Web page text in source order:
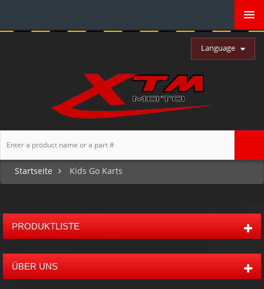
Language
Startseite Kids Go Karts
PRODUKTLISTE
ÜBER UNS